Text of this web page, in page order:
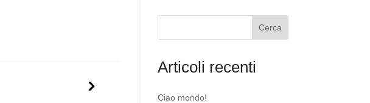
Cerca
Articoli recenti
Ciao mondo!